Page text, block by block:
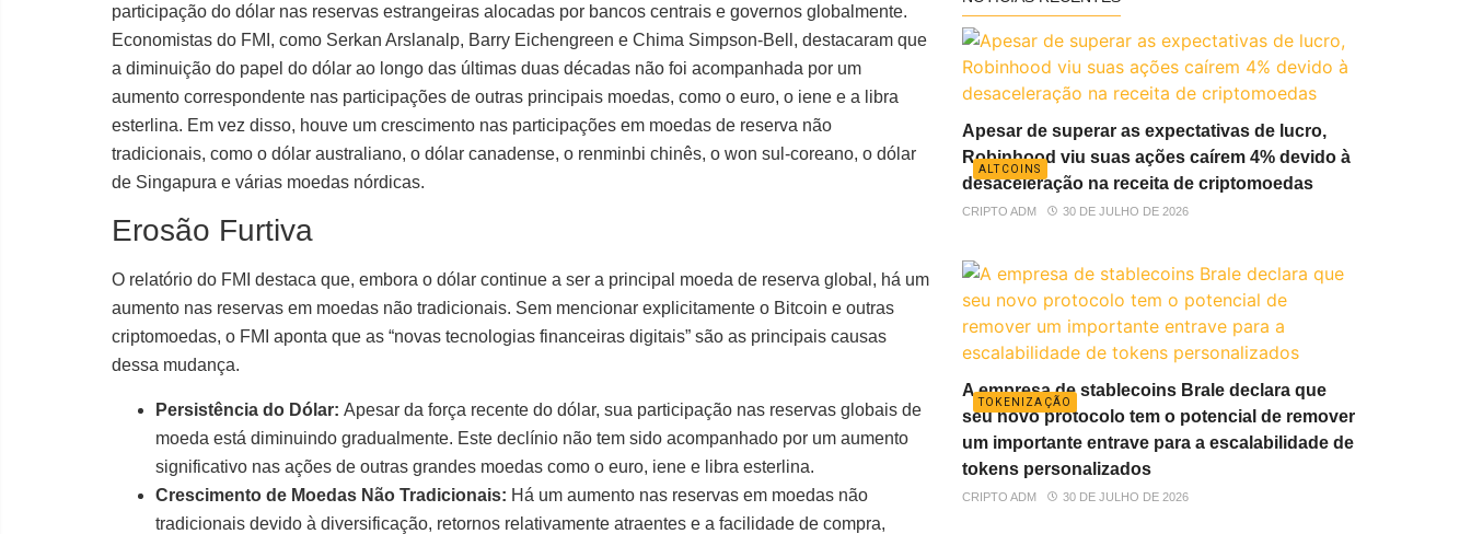
participação do dólar nas reservas estrangeiras alocadas por bancos centrais e governos globalmente.
Economistas do FMI, como Serkan Arslanalp, Barry Eichengreen e Chima Simpson-Bell, destacaram que
a diminuição do papel do dólar ao longo das últimas duas décadas não foi acompanhada por um
aumento correspondente nas participações de outras principais moedas, como o euro, o iene e a libra
esterlina. Em vez disso, houve um crescimento nas participações em moedas de reserva não
tradicionais, como o dólar australiano, o dólar canadense, o renminbi chinês, o won sul-coreano, o dólar
de Singapura e várias moedas nórdicas.
Erosão Furtiva
O relatório do FMI destaca que, embora o dólar continue a ser a principal moeda de reserva global, há um
aumento nas reservas em moedas não tradicionais. Sem mencionar explicitamente o Bitcoin e outras
criptomoedas, o FMI aponta que as “novas tecnologias financeiras digitais” são as principais causas
dessa mudança.
Persistência do Dólar: Apesar da força recente do dólar, sua participação nas reservas globais de
moeda está diminuindo gradualmente. Este declínio não tem sido acompanhado por um aumento
significativo nas ações de outras grandes moedas como o euro, iene e libra esterlina.
Crescimento de Moedas Não Tradicionais: Há um aumento nas reservas em moedas não
tradicionais devido à diversificação, retornos relativamente atraentes e a facilidade de compra,
ALTCOINS
Apesar de superar as expectativas de lucro,
Robinhood viu suas ações caírem 4% devido à
desaceleração na receita de criptomoedas
CRIPTO ADM 30 DE JULHO DE 2026
TOKENIZAÇÃO
A empresa de stablecoins Brale declara que
seu novo protocolo tem o potencial de remover
um importante entrave para a escalabilidade de
tokens personalizados
CRIPTO ADM 30 DE JULHO DE 2026